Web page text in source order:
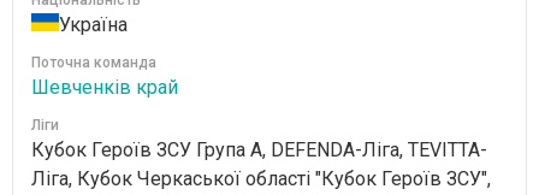
Україна
Поточна команда
Шевченків край
Ліги
Кубок Героїв ЗСУ Група А, DEFENDA-Ліга, TEVITTA-
Ліга, Кубок Черкаської області "Кубок Героїв ЗСУ",